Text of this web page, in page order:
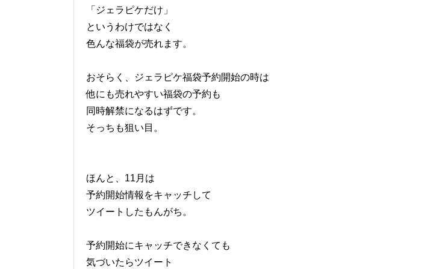
「ジェラピケだけ」
というわけではなく
色んな福袋が売れます。
おそらく、ジェラピケ福袋予約開始の時は
他にも売れやすい福袋の予約も
同時解禁になるはずです。
そっちも狙い目。
ほんと、11月は
予約開始情報をキャッチして
ツイートしたもんがち。
予約開始にキャッチできなくても
気づいたらツイート